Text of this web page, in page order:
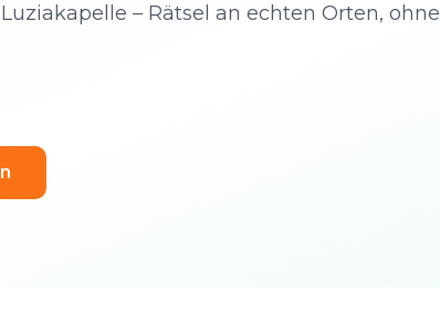
– Rätsel an echten Orten, ohne